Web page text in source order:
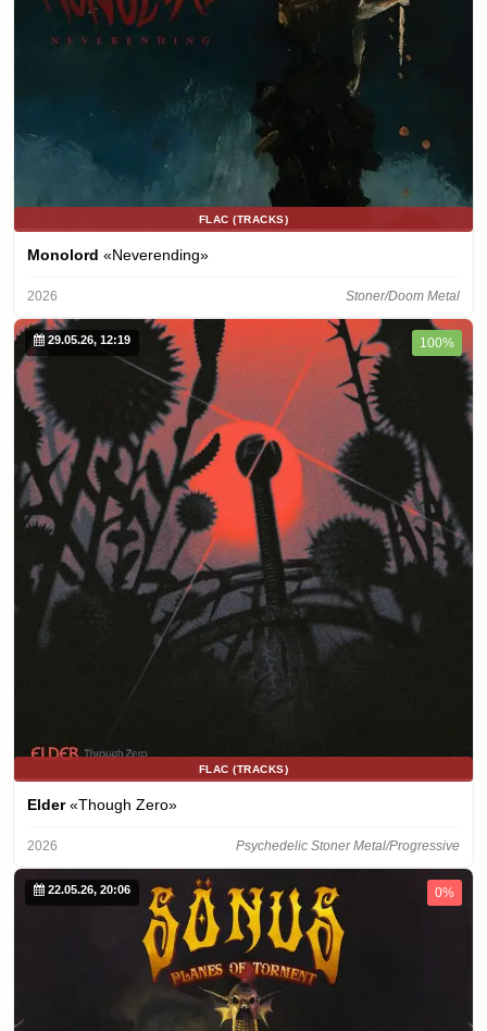
FLAC (TRACKS)
Monolord «Neverending»
2026 Stoner/Doom Metal
29.05.26, 12:19 100%
FLAC (TRACKS)
Elder«Though Zero»
2026 Psychedelic Stoner Metal/Progressive
22.05.26, 20:06 0%